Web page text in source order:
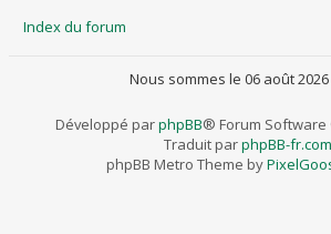
Index du forum
Nous sommes le 06 août 2026
Développé parphpBB® Forum Software
Traduit parphpBB-fr.com
phpBB Metro Theme by